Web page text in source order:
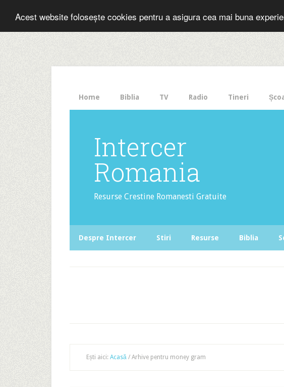
Acest website folosește cookies pentru a asigura cea mai buna
The
HelloBar
- a
little
bar
that
gets
noticed!
Home Biblia TV Radio Tineri
Intercer
Romania
Resurse Crestine Romanesti Gratuite
Despre Intercer Stiri Resurse Biblia
Ești aici: Acasă / Arhive pentru money gram